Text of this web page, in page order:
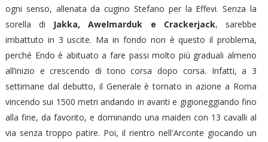
ogni senso, allenata da cugino Stefano per la Effevi. Senza la
sorella di Jakka, Awelmarduk e Crackerjack, sarebbe
imbattuto in 3 uscite. Ma in fondo non è questo il problema,
perché Endo è abituato a fare passi molto più graduali almeno
all’inizio e crescendo di tono corsa dopo corsa. Infatti, a 3
settimane dal debutto, il Generale è tornato in azione a Roma
vincendo sui 1500 metri andando in avanti e gigioneggiando fino
alla fine, da favorito, e dominando una maiden con 13 cavalli al
via senza troppo patire. Poi, il rientro nell'Arconte giocando un